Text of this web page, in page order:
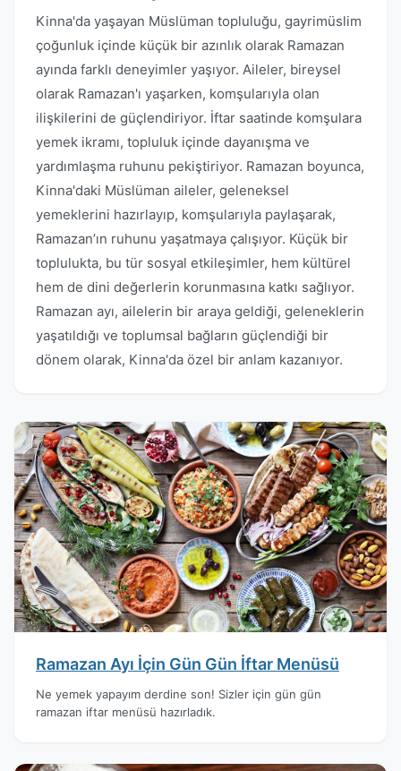
Kinna'da yaşayan Müslüman topluluğu, gayrimüslim
çoğunluk içinde küçük bir azınlık olarak Ramazan
ayında farklı deneyimler yaşıyor. Aileler, bireysel
olarak Ramazan'ı yaşarken, komşularıyla olan
ilişkilerini de güçlendiriyor. İftar saatinde komşulara
yemek ikramı, topluluk içinde dayanışma ve
yardımlaşma ruhunu pekiştiriyor. Ramazan boyunca,
Kinna'daki Müslüman aileler, geleneksel
yemeklerini hazırlayıp, komşularıyla paylaşarak,
Ramazan’ın ruhunu yaşatmaya çalışıyor. Küçük bir
toplulukta, bu tür sosyal etkileşimler, hem kültürel
hem de dini değerlerin korunmasına katkı sağlıyor.
Ramazan ayı, ailelerin bir araya geldiği, geleneklerin
yaşatıldığı ve toplumsal bağların güçlendiği bir
dönem olarak, Kinna'da özel bir anlam kazanıyor.
Ramazan Ayı İçin Gün Gün İftar Menüsü
Ne yemek yapayım derdine son! Sizler için gün gün
ramazan iftar menüsü hazırladık.